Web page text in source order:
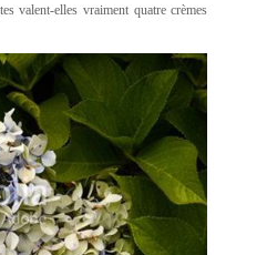
valent-elles vraiment quatre crèmes